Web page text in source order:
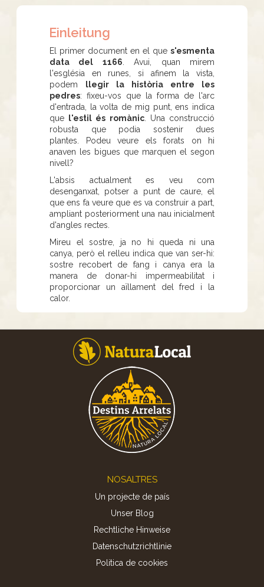
Einleitung
El primer document en el que s'esmenta
data del 1166 . Avui, quan mirem
l'església en runes, si afinem la vista,
podem
llegir la història entre les
pedres: fixeu-vos que la forma de l'arc
d'entrada, la volta de mig punt, ens indica
que
l'estil és romànic. Una construcció
robusta que podia sostenir dues
plantes. Podeu veure els forats on hi
anaven les bigues que marquen el segon
nivell?
L'absis actualment es veu com
desenganxat, potser a punt de caure, el
que ens fa veure que es va construir a part,
ampliant posteriorment una nau inicialment
d'angles rectes.
Mireu el sostre, ja no hi queda ni una
canya, però el relleu indica que van ser-hi:
sostre recobert de fang i canya era la
manera de donar-hi impermeabilitat i
proporcionar un aïllament del fred i la
calor.
NOSALTRES
Un projecte de país
Unser Blog
Rechtliche Hinweise
Datenschutzrichtlinie
Politica de cookies